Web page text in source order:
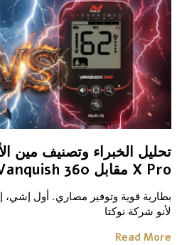
X Pro مقابل Minelab Vanquish 360
لأنو شركة نوكتا
Read More